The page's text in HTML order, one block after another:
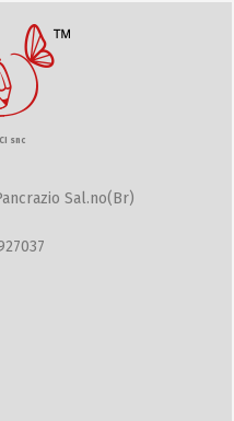
snc
Sal.no(Br)